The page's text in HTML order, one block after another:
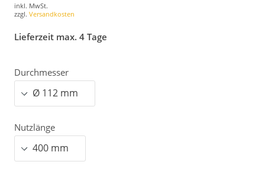
inkl. MwSt.
zzgl. Versandkosten
Lieferzeit max. 4 Tage
Durchmesser
Nutzlänge